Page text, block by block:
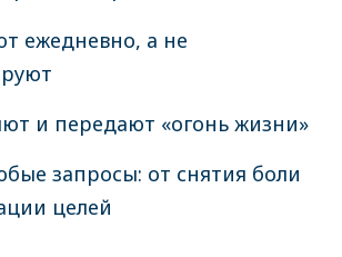
ежедневно, а не
и передают «огонь жизни»
запросы: от снятия боли
целей